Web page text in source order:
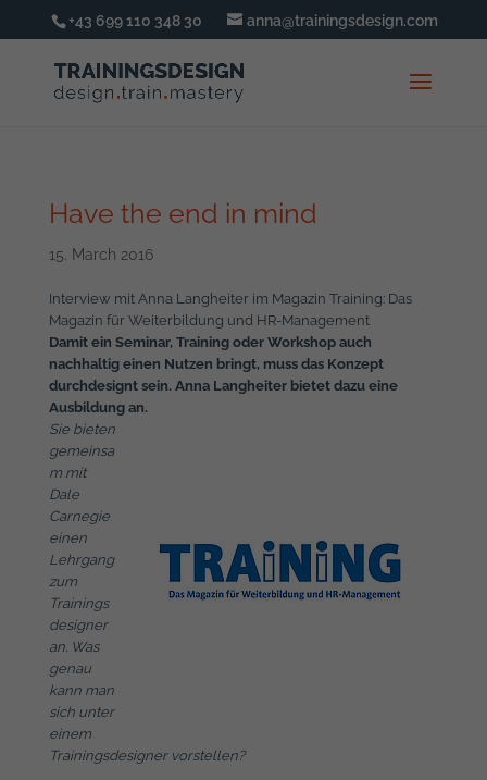
+43 699 110 348 30 anna@trainingsdesign.com
Have the end in mind
15. March 2016
Interview mit Anna Langheiter im Magazin Training: Das
Magazin für Weiterbildung und HR-Management
Damit ein Seminar, Training oder Workshop auch
nachhaltig einen Nutzen bringt, muss das Konzept
durchdesignt sein. Anna Langheiter bietet dazu eine
Ausbildung an.
Sie bieten
gemeinsa
m mit
Dale
Carnegie
einen
Lehrgang
zum
Trainings
designer
an. Was
genau
kann man
sich unter
einem
Trainingsdesigner vorstellen?